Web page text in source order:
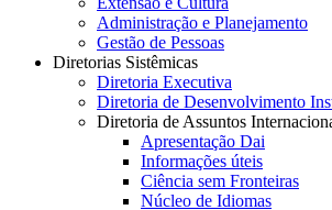
Administração e Planejamento
Gestão de Pessoas
Diretorias Sistêmicas
Diretoria Executiva
Diretoria de Desenvolvimento
Diretoria de Assuntos
Apresentação Dai
Informações úteis
Ciência sem Fronteiras
Núcleo de Idiomas